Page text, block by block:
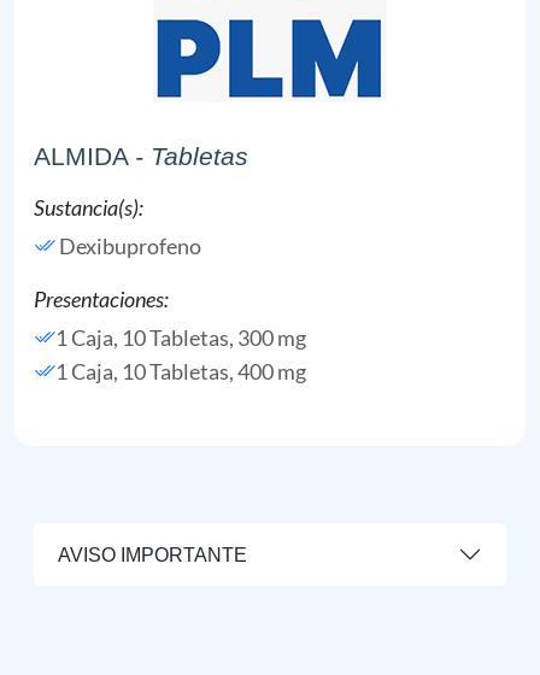
ALMIDA - Tabletas
Sustancia(s):
Dexibuprofeno
Presentaciones:
1 Caja, 10 Tabletas, 300 mg
1 Caja, 10 Tabletas, 400 mg
AVISO IMPORTANTE